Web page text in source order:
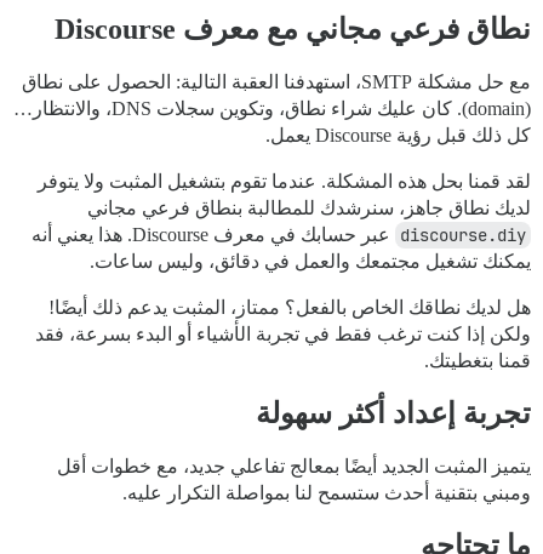
نطاق فرعي مجاني مع معرف Discourse
مع حل مشكلة SMTP، استهدفنا العقبة التالية: الحصول على نطاق
(domain). كان عليك شراء نطاق، وتكوين سجلات DNS، والانتظار…
كل ذلك قبل رؤية Discourse يعمل.
لقد قمنا بحل هذه المشكلة. عندما تقوم بتشغيل المثبت ولا يتوفر
لديك نطاق جاهز، سنرشدك للمطالبة بنطاق فرعي مجاني
discourse.diy
عبر حسابك في معرف Discourse. هذا يعني أنه
يمكنك تشغيل مجتمعك والعمل في دقائق، وليس ساعات.
هل لديك نطاقك الخاص بالفعل؟ ممتاز، المثبت يدعم ذلك أيضًا!
ولكن إذا كنت ترغب فقط في تجربة الأشياء أو البدء بسرعة، فقد
قمنا بتغطيتك.
تجربة إعداد أكثر سهولة
يتميز المثبت الجديد أيضًا بمعالج تفاعلي جديد، مع خطوات أقل
ومبني بتقنية أحدث ستسمح لنا بمواصلة التكرار عليه.
ما تحتاجه